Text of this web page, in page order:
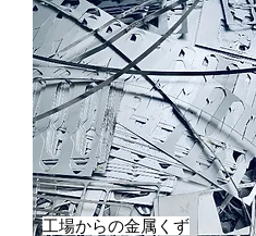
工場からの金属くず